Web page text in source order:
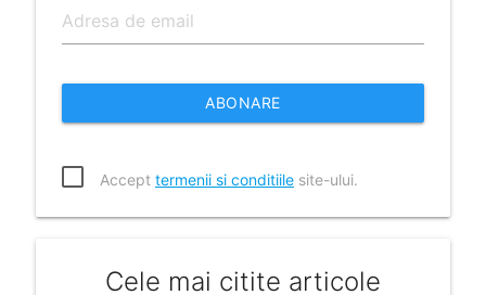
ABONARE
Accept termenii si conditiilesite-ului.
Cele mai citite articole